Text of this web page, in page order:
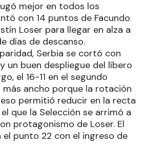
mejor en todos los
con 14 puntos de Facundo
Loser para llegar en alza a
días de descanso.
Serbia se cortó con
un buen despliegue del líbero
el 16-11 en el segundo
ancho porque la rotación
permitió reducir en la recta
que la Selección se arrimó a
protagonismo de Loser. El
punto 22 con el ingreso de